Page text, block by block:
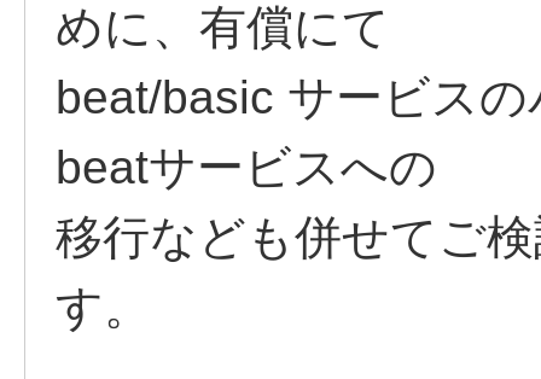
めに、有償にて
beat/basic サービス
beatサービスへの
移行なども併せてご
す。